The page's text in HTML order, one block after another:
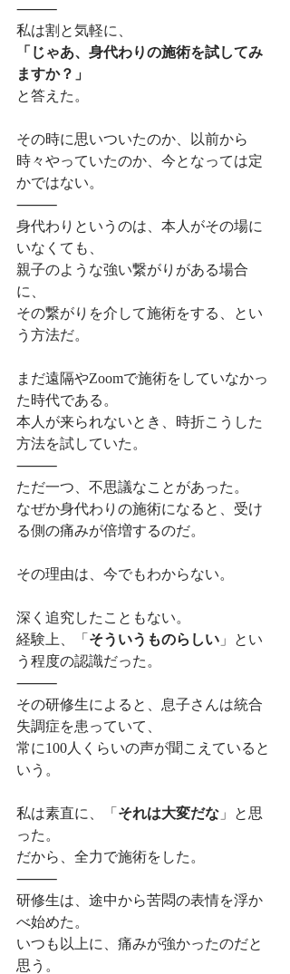
⸻
私は割と気軽に、
「じゃあ、身代わりの施術を試してみ
ますか？」
と答えた。
その時に思いついたのか、以前から
時々やっていたのか、今となっては定
かではない。
⸻
身代わりというのは、本人がその場に
いなくても、
親子のような強い繋がりがある場合
に、
その繋がりを介して施術をする、とい
う方法だ。
まだ遠隔やZoomで施術をしていなかっ
た時代である。
本人が来られないとき、時折こうした
方法を試していた。
⸻
ただ一つ、不思議なことがあった。
なぜか身代わりの施術になると、受け
る側の痛みが倍増するのだ。
その理由は、今でもわからない。
深く追究したこともない。
経験上、「 そういうものらしい 」とい
う程度の認識だった。
⸻
その研修生によると、息子さんは統合
失調症を患っていて、
常に100人くらいの声が聞こえていると
いう。
私は素直に、「 それは大変だな 」と思
った。
だから、全力で施術をした。
⸻
研修生は、途中から苦悶の表情を浮か
べ始めた。
いつも以上に、痛みが強かったのだと
思う。